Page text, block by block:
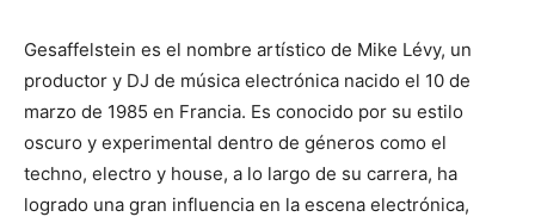
Gesaffelstein es el nombre artístico de Mike Lévy, un
productor y DJ de música electrónica nacido el 10 de
marzo de 1985 en Francia. Es conocido por su estilo
oscuro y experimental dentro de géneros como el
techno, electro y house, a lo largo de su carrera, ha
logrado una gran influencia en la escena electrónica,